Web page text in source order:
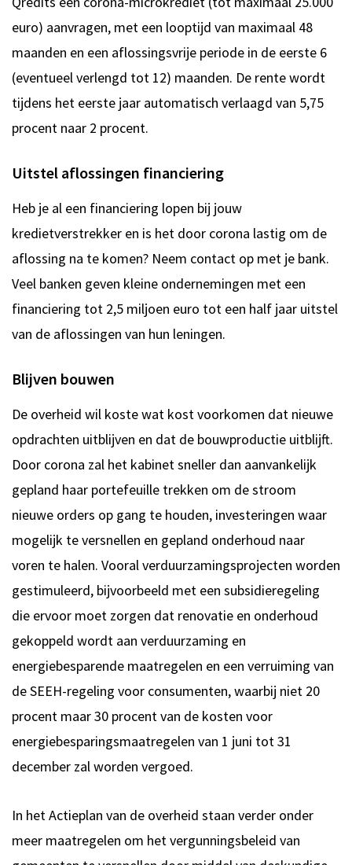
euro) aanvragen, met een looptijd van maximaal 48
maanden en een aflossingsvrije periode in de eerste 6
(eventueel verlengd tot 12) maanden. De rente wordt
tijdens het eerste jaar automatisch verlaagd van 5,75
procent naar 2 procent.
Uitstel aflossingen financiering
Heb je al een financiering lopen bij jouw
kredietverstrekker en is het door corona lastig om de
aflossing na te komen? Neem contact op met je bank.
Veel banken geven kleine ondernemingen met een
financiering tot 2,5 miljoen euro tot een half jaar uitstel
van de aflossingen van hun leningen.
Blijven bouwen
De overheid wil koste wat kost voorkomen dat nieuwe
opdrachten uitblijven en dat de bouwproductie uitblijft.
Door corona zal het kabinet sneller dan aanvankelijk
gepland haar portefeuille trekken om de stroom
nieuwe orders op gang te houden, investeringen waar
mogelijk te versnellen en gepland onderhoud naar
voren te halen. Vooral verduurzamingsprojecten worden
gestimuleerd, bijvoorbeeld met een subsidieregeling
die ervoor moet zorgen dat renovatie en onderhoud
gekoppeld wordt aan verduurzaming en
energiebesparende maatregelen en een verruiming van
de SEEH-regeling voor consumenten, waarbij niet 20
procent maar 30 procent van de kosten voor
energiebesparingsmaatregelen van 1 juni tot 31
december zal worden vergoed.
In het Actieplan van de overheid staan verder onder
meer maatregelen om het vergunningsbeleid van